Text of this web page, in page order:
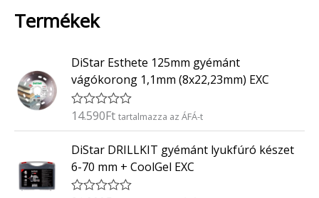
Termékek
DiStar Esthete 125mm gyémánt
vágókorong 1,1mm (8x22,23mm) EXC
É
é
k
e
l
14.590Ft tartalmazza az ÁFÁ-t
DiStar DRILLKIT gyémánt lyukfúró készet
6-70 mm + CoolGel EXC